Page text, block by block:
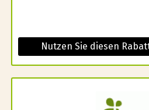
Nutzen Sie diesen